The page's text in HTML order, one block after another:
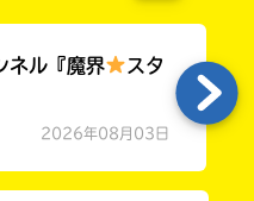
ル『魔界
スタ
2026年08月03日